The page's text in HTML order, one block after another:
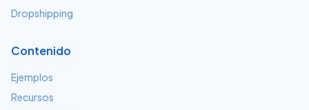
Dropshipping
Contenido
Ejemplos
Recursos